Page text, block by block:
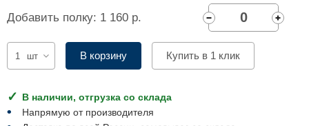
Добавить полку: 1 160 р.
шт В корзину Купить в 1 клик
В наличии, отгрузка со склада
Напрямую от производителя